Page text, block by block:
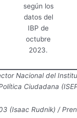
según los
datos del
IBP de
octubre
2023.
Nacional del
Ciudadana
(Isaac Rudnik) /